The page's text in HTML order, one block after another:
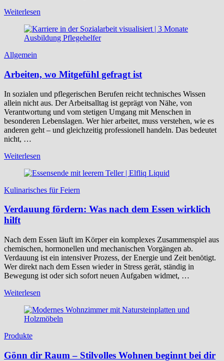
Weiterlesen
Allgemein
Arbeiten, wo Mitgefühl gefragt ist
In sozialen und pflegerischen Berufen reicht technisches Wissen
allein nicht aus. Der Arbeitsalltag ist geprägt von Nähe, von
Verantwortung und vom stetigen Umgang mit Menschen in
besonderen Lebenslagen. Wer hier arbeitet, muss verstehen, wie es
anderen geht – und gleichzeitig professionell handeln. Das bedeutet
nicht, …
Weiterlesen
Kulinarisches für Feiern
Verdauung fördern: Was nach dem Essen wirklich
hilft
Nach dem Essen läuft im Körper ein komplexes Zusammenspiel aus
chemischen, hormonellen und mechanischen Vorgängen ab.
Verdauung ist ein intensiver Prozess, der Energie und Zeit benötigt.
Wer direkt nach dem Essen wieder in Stress gerät, ständig in
Bewegung ist oder sich sofort neuen Aufgaben widmet, …
Weiterlesen
Produkte
Gönn dir Raum – Stilvolles Wohnen beginnt bei dir